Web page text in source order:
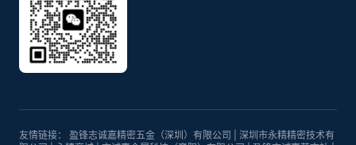
友情链接： 盈锋志诚嘉精密五金（深圳）有限公司
深圳市永精精密技术有